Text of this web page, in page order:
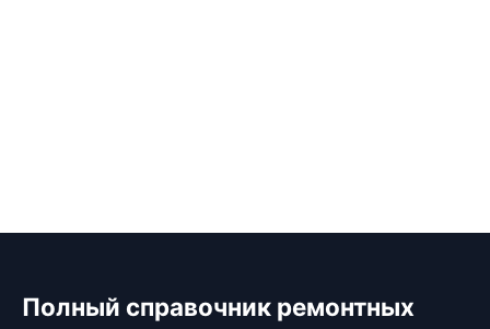
Полный справочник ремонтных